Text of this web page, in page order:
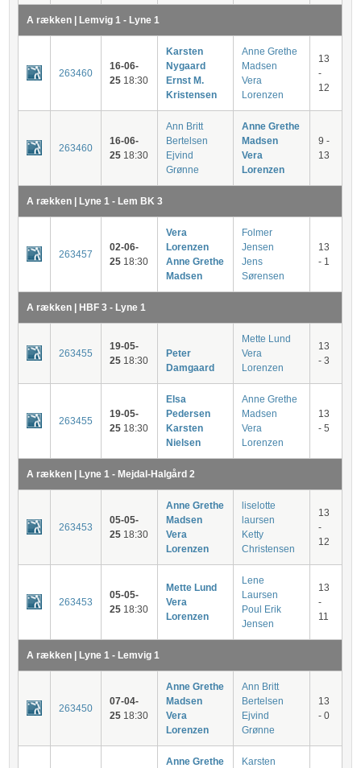
A rækken | Lemvig 1 - Lyne 1
263460
16-06-
25 18:30
Karsten
Nygaard
Ernst M.
Kristensen
Anne Grethe
Madsen
Vera
Lorenzen
13
-
12
263460
16-06-
25 18:30
Ann Britt
Bertelsen
Ejvind
Grønne
Anne Grethe
Madsen
Vera
Lorenzen
9 -
13
A rækken | Lyne 1 - Lem BK 3
263457
02-06-
25 18:30
Vera
Lorenzen
Anne Grethe
Madsen
Folmer
Jensen
Jens
Sørensen
13
- 1
A rækken | HBF 3 - Lyne 1
263455
19-05-
25 18:30
Peter
Damgaard
Mette Lund
Vera
Lorenzen
13
- 3
263455
19-05-
25 18:30
Elsa
Pedersen
Karsten
Nielsen
Anne Grethe
Madsen
Vera
Lorenzen
13
- 5
A rækken | Lyne 1 - Mejdal-Halgård 2
263453
05-05-
25 18:30
Anne Grethe
Madsen
Vera
Lorenzen
liselotte
laursen
Ketty
Christensen
13
-
12
263453
05-05-
25 18:30
Mette Lund
Vera
Lorenzen
Lene
Laursen
Poul Erik
Jensen
13
-
11
A rækken | Lyne 1 - Lemvig 1
263450
07-04-
25 18:30
Anne Grethe
Madsen
Vera
Lorenzen
Ann Britt
Bertelsen
Ejvind
Grønne
13
- 0
Anne Grethe Karsten